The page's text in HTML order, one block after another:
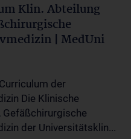
Klin. Abteilung
| MedUni
der
Die Klinische
Gefäßchirurgische
der Universitätsklin...